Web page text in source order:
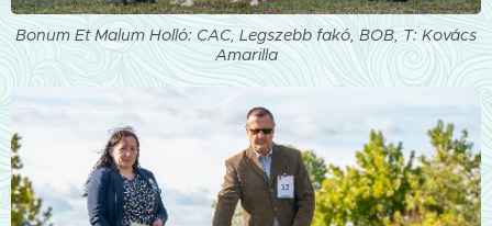
Bonum Et Malum Holló: CAC, Legszebb fakó, BOB, T: Kovács
Amarilla